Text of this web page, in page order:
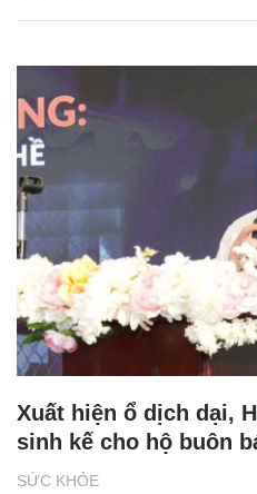
SỨC KHỎE
Xuất hiện ổ dịch dại,
sinh kế cho hộ buôn